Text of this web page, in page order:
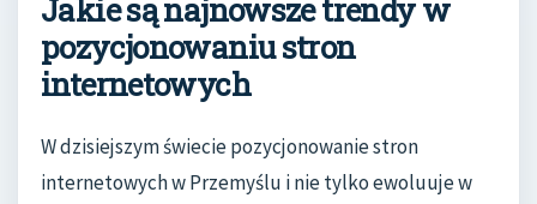
Jakie są najnowsze trendy w
pozycjonowaniu stron
internetowych
W dzisiejszym świecie pozycjonowanie stron
internetowych w Przemyślu i nie tylko ewoluuje w